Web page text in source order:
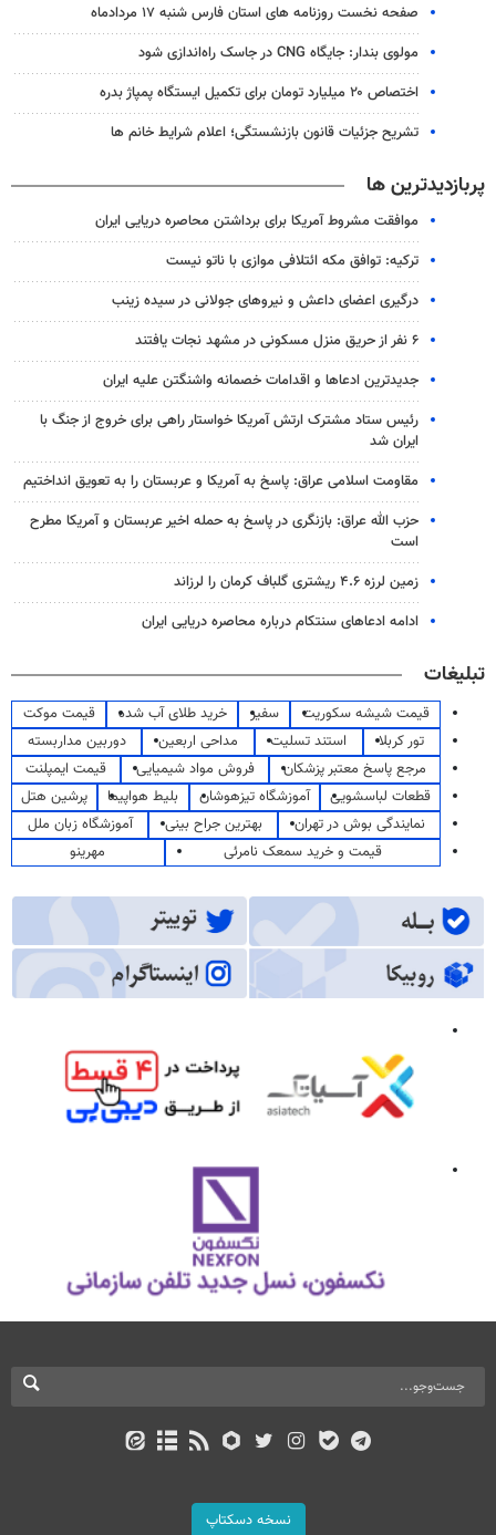
صفحه نخست روزنامه های استان فارس شنبه ۱۷ مردادماه
مولوی بندار: جایگاه CNG در جاسک راه‌اندازی شود
اختصاص ۲۰ میلیارد تومان برای تکمیل ایستگاه پمپاژ بدره
تشریح جزئیات قانون بازنشستگی؛ اعلام شرایط خانم ها
پربازدیدترین ها
موافقت مشروط آمریکا برای برداشتن محاصره دریایی ایران
ترکیه: توافق مکه ائتلافی موازی با ناتو نیست
درگیری اعضای داعش و نیروهای جولانی در سیده زینب
۶ نفر از حریق منزل مسکونی در مشهد نجات یافتند
جدیدترین ادعاها و اقدامات خصمانه واشنگتن علیه ایران
رئیس ستاد مشترک ارتش آمریکا خواستار راهی برای خروج از جنگ با
ایران شد
مقاومت اسلامی عراق: پاسخ به آمریکا و عربستان را به تعویق انداختیم
حزب الله عراق: بازنگری در پاسخ به حمله اخیر عربستان و آمریکا مطرح
است
زمین لرزه ۴.۶ ریشتری گلباف کرمان را لرزاند
ادامه ادعاهای سنتکام درباره محاصره دریایی ایران
تبلیغات
قیمت شیشه سکوریت سفیر خرید طلای آب شده
قیمت موکت
تور کربلا
استند تسلیت مداحی اربعین
دوربین مداربسته
مرجع پاسخ معتبر پزشکان
فروش مواد شیمیایی
قیمت ایمپلنت
قطعات لباسشویی
آموزشگاه تیزهوشان بلیط هواپیما
پرشین هتل
نمایندگی بوش در تهران
بهترین جراح بینی
آموزشگاه زبان ملل
قیمت و خرید سمعک نامرئی
مهرینو
نسخه دسکتاپ